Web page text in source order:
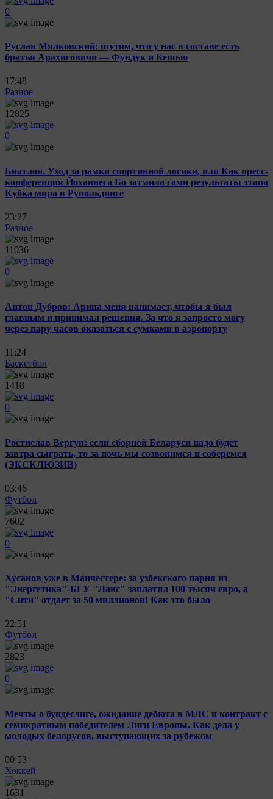
0
Руслан Мялковский: шутим, что у нас в составе есть
братья Арахисовичи — Фундук и Кешью
17:48
Разное
12825
0
Биатлон. Уход за рамки спортивной логики, или Как пресс-
конференция Йоханнеса Бо затмила сами результаты этапа
Кубка мира в Рупольдинге
23:27
Разное
11036
0
Антон Дубров: Арина меня нанимает, чтобы я был
главным и принимал решения. За что я запросто могу
через пару часов оказаться с сумками в аэропорту
11:24
Баскетбол
1418
0
Ростислав Вергун: если сборной Беларуси надо будет
завтра сыграть, то за ночь мы созвонимся и соберемся
(ЭКСКЛЮЗИВ)
03:46
Футбол
7602
0
Хусанов уже в Манчестере: за узбекского парня из
"Энергетика"-БГУ "Ланс" заплатил 100 тысяч евро, а
"Сити" отдает за 50 миллионов! Как это было
22:51
Футбол
2823
0
Мечты о бундеслиге, ожидание дебюта в МЛС и контракт с
семикратным победителем Лиги Европы. Как дела у
молодых белорусов, выступающих за рубежом
00:53
Хоккей
1631